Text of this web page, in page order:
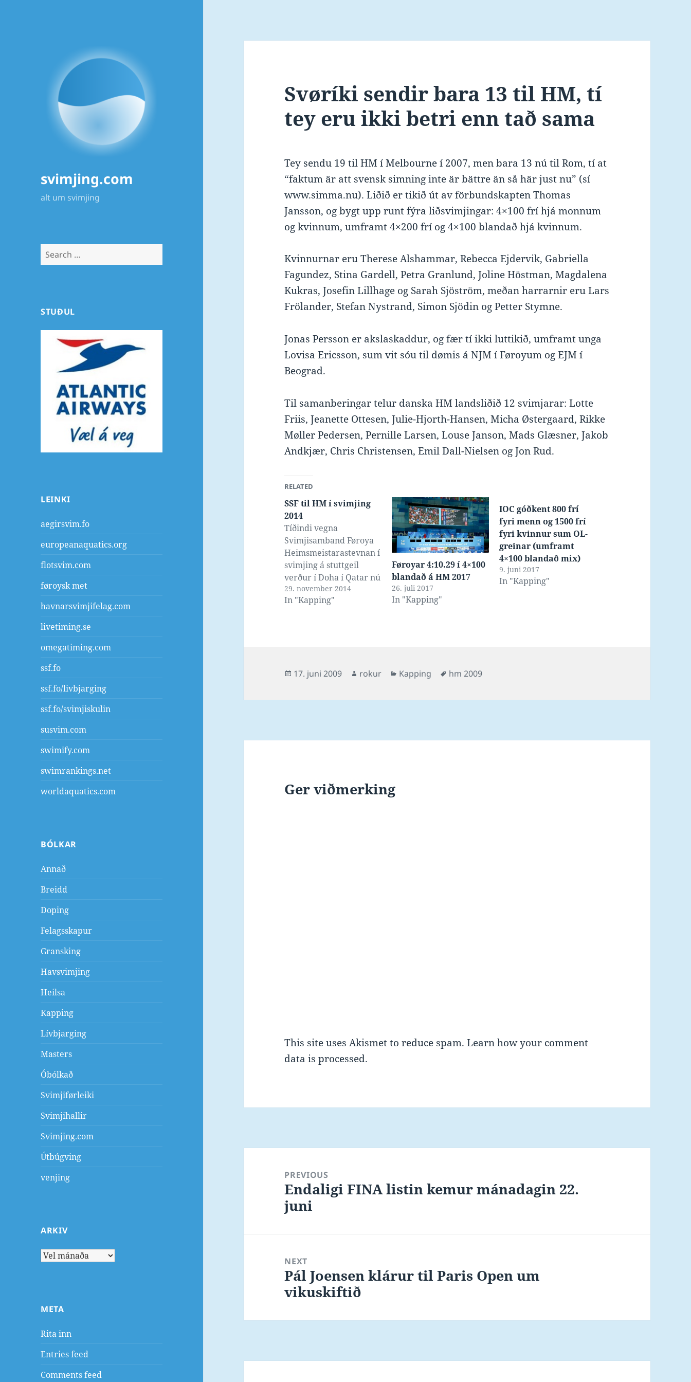
svimjing.com
alt um svimjing
Search
for:
STUÐUL
LEINKI
aegirsvim.fo
europeanaquatics.org
flotsvim.com
føroysk met
havnarsvimjifelag.com
livetiming.se
omegatiming.com
ssf.fo
ssf.fo/livbjarging
ssf.fo/svimjiskulin
susvim.com
swimify.com
swimrankings.net
worldaquatics.com
BÓLKAR
Annað
Breidd
Doping
Felagsskapur
Gransking
Havsvimjing
Heilsa
Kapping
Lívbjarging
Masters
Óbólkað
Svimjiførleiki
Svimjihallir
Svimjing.com
Útbúgving
venjing
ARKIV
Arkiv
META
Rita inn
Entries feed
Comments feed
Svøríki sendir bara 13 til HM, tí
tey eru ikki betri enn tað sama
Tey sendu 19 til HM í Melbourne í 2007, men bara 13 nú til Rom, tí at
“faktum är att svensk simning inte är bättre än så här just nu” (sí
www.simma.nu). Liðið er tikið út av förbundskapten Thomas
Jansson, og bygt upp runt fýra liðsvimjingar: 4×100 frí hjá monnum
og kvinnum, umframt 4×200 frí og 4×100 blandað hjá kvinnum.
Kvinnurnar eru Therese Alshammar, Rebecca Ejdervik, Gabriella
Fagundez, Stina Gardell, Petra Granlund, Joline Höstman, Magdalena
Kukras, Josefin Lillhage og Sarah Sjöström, meðan harrarnir eru Lars
Frölander, Stefan Nystrand, Simon Sjödin og Petter Stymne.
Jonas Persson er akslaskaddur, og fær tí ikki luttikið, umframt unga
Lovisa Ericsson, sum vit sóu til dømis á NJM í Føroyum og EJM í
Beograd.
Til samanberingar telur danska HM landsliðið 12 svimjarar: Lotte
Friis, Jeanette Ottesen, Julie-Hjorth-Hansen, Micha Østergaard, Rikke
Møller Pedersen, Pernille Larsen, Louse Janson, Mads Glæsner, Jakob
Andkjær, Chris Christensen, Emil Dall-Nielsen og Jon Rud.
RELATED
SSF til HM í svimjing
2014
Tíðindi vegna
Svimjisamband Føroya
Heimsmeistarastevnan í
svimjing á stuttgeil
verður í Doha í Qatar nú
3. til 7. desember 2014,
við luttøku av eisini
Joensen úr Suðuroyar
Wigant Eysturdal úr
29. november 2014
In "Kapping"
Føroyar 4:10.29 í 4×100
blandað á HM 2017
26. juli 2017
In "Kapping"
IOC góðkent 800 frí
fyri menn og 1500 frí
fyri kvinnur sum OL-
greinar (umframt
4×100 blandað mix)
9. juni 2017
In "Kapping"
Posted
17. juni 2009 Author
rokur Categories
Kapping Tags
hm 2009
Ger viðmerking
This site uses Akismet to reduce spam.Learn how your comment
data is processed.
navigationPREVIOUS
Previous
post:
Endaligi FINA listin kemur mánadagin 22.
juni
NEXT
Next
post:
Pál Joensen klárur til Paris Open um
vikuskiftið